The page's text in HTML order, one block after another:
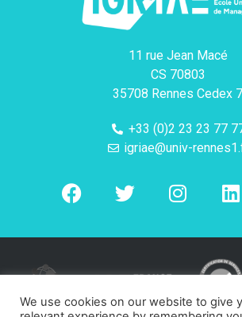
11 rue Jean Macé
CS 70803
35708 Rennes Cedex 7
+33 (0)2 23 23 77
igriae@univ-
We use cookies on our website to give